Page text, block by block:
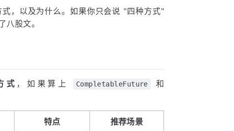
，以及为什么。如果你只会说 "四种方式"
八股文。
式 ，如果算上 CompletableFuture 和
特点 推荐场景